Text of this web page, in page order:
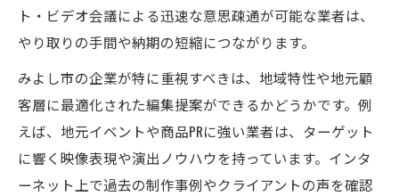
ト・ビデオ会議による迅速な意思疎通が可能な業者は、
やり取りの手間や納期の短縮につながります。
みよし市の企業が特に重視すべきは、地域特性や地元顧
客層に最適化された編集提案ができるかどうかです。例
えば、地元イベントや商品PRに強い業者は、ターゲット
に響く映像表現や演出ノウハウを持っています。インタ
ーネット上で過去の制作事例やクライアントの声を確認